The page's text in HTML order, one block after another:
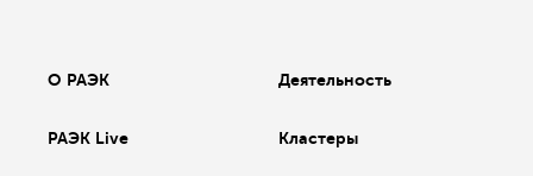
О РАЭК Деятельность
РАЭК Live Кластеры